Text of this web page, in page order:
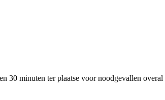
30 minuten ter plaatse voor noodgevallen